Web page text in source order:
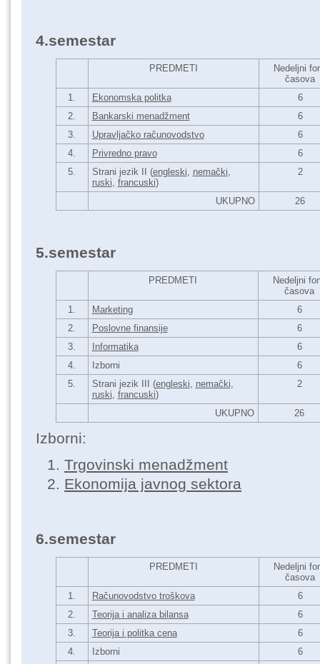
4.semestar
PREDMETI
Nedeljni
časova
1.
Ekonomska politka
6
2.
Bankarski menadžment
6
3.
Upravljačko računovodstvo
6
4.
Privredno pravo
6
5.
Strani jezik II (engleski, nemački,
ruski, francuski)
2
UKUPNO 26
5.semestar
PREDMETI
Nedeljni
časova
1.
Marketing
6
2.
Poslovne finansije
6
3.
Informatika
6
4.
Izborni
6
5.
Strani jezik III (engleski, nemački,
ruski, francuski)
2
UKUPNO 26
Izborni:
Trgovinski menadžment
Ekonomija javnog sektora
6.semestar
PREDMETI
Nedeljni
časova
1.
Računovodstvo troškova
6
2.
Teorija i analiza bilansa
6
3.
Teorija i politka cena
6
4.
Izborni 6